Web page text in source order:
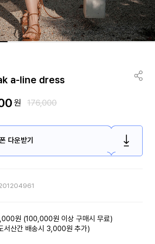
a-line dress
원 176,000
다운받기
원 (100,000원 이상 구매시 무료)
서산간 배송시 3,000원 추가)